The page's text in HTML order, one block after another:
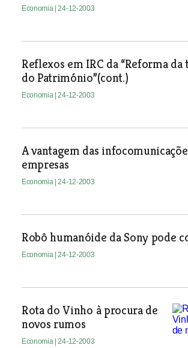
Economia | 24-12-2003
Reflexos em IRC da “Reforma
do Património”(cont.)
Economia | 24-12-2003
A vantagem das
empresas
Economia | 24-12-2003
Robô humanóide da Sony pode
Economia | 24-12-2003
Rota do Vinho à procura de
novos rumos
Economia | 24-12-2003